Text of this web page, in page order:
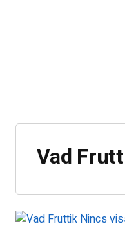
Vad